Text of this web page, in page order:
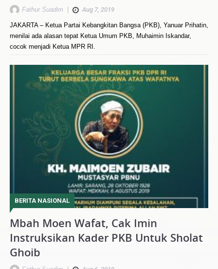
Fathur Suadim Aug 7, 2019
JAKARTA – Ketua Partai Kebangkitan Bangsa (PKB), Yanuar Prihatin,
menilai ada alasan tepat Ketua Umum PKB, Muhaimin Iskandar,
cocok menjadi Ketua MPR RI.
BERITA NASIONAL
Mbah Moen Wafat, Cak Imin
Instruksikan Kader PKB Untuk Sholat
Ghoib